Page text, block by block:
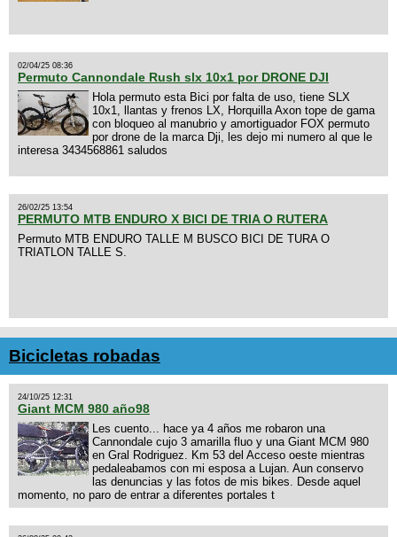
02/04/25 08:36
Permuto Cannondale Rush slx 10x1 por DRONE DJI
Hola permuto esta Bici por falta de uso, tiene SLX
10x1, llantas y frenos LX, Horquilla Axon tope de gama
con bloqueo al manubrio y amortiguador FOX permuto
por drone de la marca Dji, les dejo mi numero al que le
interesa 3434568861 saludos
26/02/25 13:54
PERMUTO MTB ENDURO X BICI DE TRIA O RUTERA
Permuto MTB ENDURO TALLE M BUSCO BICI DE TURA O
TRIATLON TALLE S.
Bicicletas robadas
24/10/25 12:31
Giant MCM 980 año98
Les cuento... hace ya 4 años me robaron una
Cannondale cujo 3 amarilla fluo y una Giant MCM 980
en Gral Rodriguez. Km 53 del Acceso oeste mientras
pedaleabamos con mi esposa a Lujan. Aun conservo
las denuncias y las fotos de mis bikes. Desde aquel
momento, no paro de entrar a diferentes portales t